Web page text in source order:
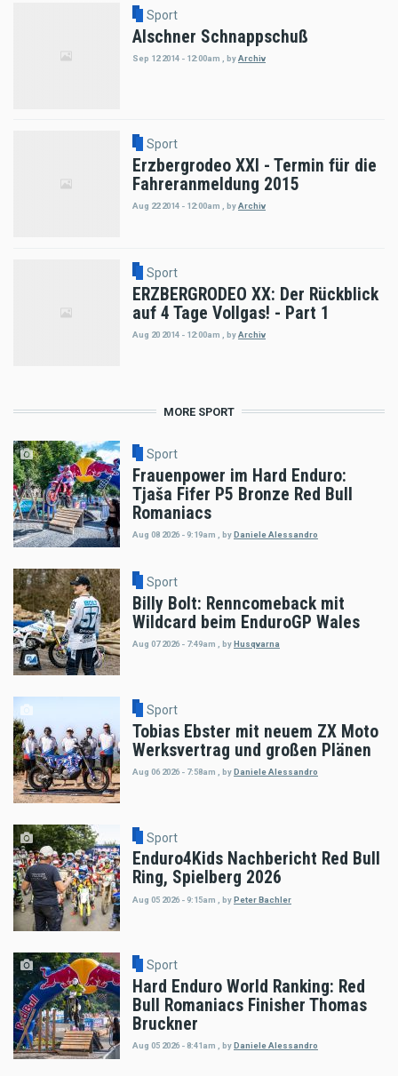
Sport
Alschner Schnappschuß
Sep 12 2014 - 12:00am , byArchiv
Sport
Erzbergrodeo XXI - Termin für die
Fahreranmeldung 2015
Aug 22 2014 - 12:00am , byArchiv
Sport
ERZBERGRODEO XX: Der Rückblick
auf 4 Tage Vollgas! - Part 1
Aug 20 2014 - 12:00am byArchiv
MORE SPORT
Sport
Frauenpower im Hard Enduro:
Tjaša Fifer P5 Bronze Red Bull
Romaniacs
Aug 08 2026 - 9:19am , by Daniele Alessandro
Sport
Billy Bolt: Renncomeback mit
Wildcard beim EnduroGP Wales
Aug 07 2026 - 7:49am byHusqvarna
Sport
Tobias Ebster mit neuem ZX Moto
Werksvertrag und großen Plänen
Aug 06 2026 - 7:58am byDaniele Alessandro
Sport
Enduro4Kids Nachbericht Red Bull
Ring, Spielberg 2026
Aug 05 2026 - 9:15am byPeter Bachler
Sport
Hard Enduro World Ranking: Red
Bull Romaniacs Finisher Thomas
Bruckner
Aug 05 2026 - 8:41am , by Daniele Alessandro